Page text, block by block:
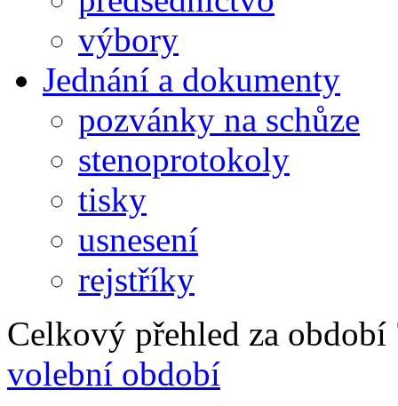
výbory
Jednání a dokumenty
pozvánky na schůze
stenoprotokoly
tisky
usnesení
rejstříky
Celkový přehled za
volební období